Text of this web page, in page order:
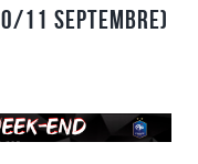
11 Septembre)